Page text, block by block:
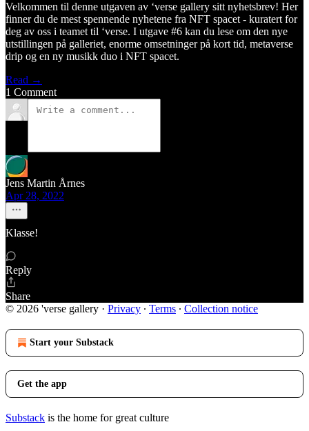
Velkommen til denne utgaven av ‘verse gallery sitt nyhetsbrev! Her
finner du de mest spennende nyhetene fra NFT spacet - kuratert for
deg av oss i teamet til ‘verse. I utgave #6 kan du lese om den nye
utstillingen på galleriet, enorme omsetninger på kort tid, metaverse
drip og en ny musikk duo i NFT spacet.
Read →
1 Comment
Jens Martin Årnes
Apr 28, 2022
Klasse!
Reply
Share
© 2026 'verse gallery · Privacy ∙ Terms ∙ Collection notice
Start your Substack
Get the app
Substack is the home for great culture